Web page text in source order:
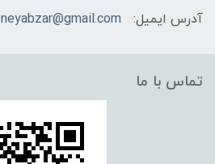
آدرس ایمیل:
neyabzar@gmail.com
تماس با ما